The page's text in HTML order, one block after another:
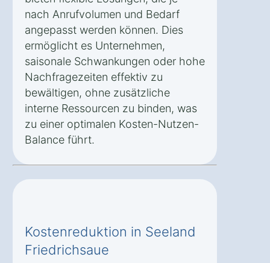
nach Anrufvolumen und Bedarf
angepasst werden können. Dies
ermöglicht es Unternehmen,
saisonale Schwankungen oder hohe
Nachfragezeiten effektiv zu
bewältigen, ohne zusätzliche
interne Ressourcen zu binden, was
zu einer optimalen Kosten-Nutzen-
Balance führt.
Kostenreduktion in Seeland
Friedrichsaue